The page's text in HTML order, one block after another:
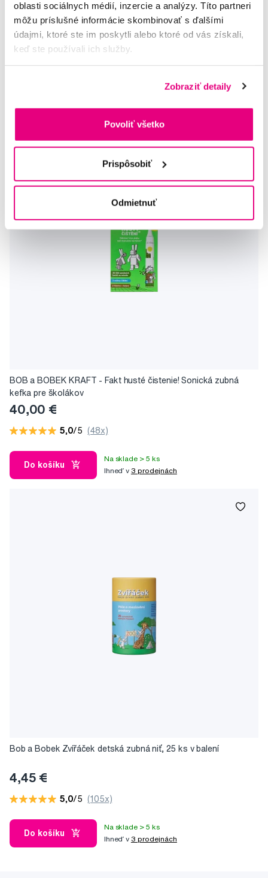
oblasti sociálnych médií, inzercie a analýzy. Títo partneri
môžu príslušné informácie skombinovať s ďalšími
údajmi, ktoré ste im poskytli alebo ktoré od vás získali,
keď ste používali ich služby.
Zobraziť detaily
Povoliť všetko
Prispôsobiť
Odmietnuť
BOB a BOBEK OMG - My to upraceme! Sonická zubná kefka
pre školákov
40,00 €
BOB a BOBEK KRAFT - Fakt husté čistenie! Sonická zubná
kefka pre školákov
40,00 €
5,0/5 (48x)
Do košíku
Na sklade > 5 ks
Ihneď v 3 prodejnách
Bob a Bobek Zvířáček detská zubná niť, 25 ks v balení
4,45 €
5,0/5 (105x)
Do košíku
Na sklade > 5 ks
Ihneď v 3 prodejnách